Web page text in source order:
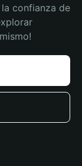
confianza de